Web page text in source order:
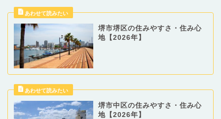
堺市堺区の住みやすさ・住み心
地【2026年】
堺市中区の住みやすさ・住み心
地【2026年】